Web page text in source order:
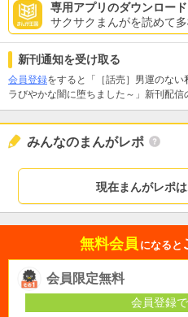
専用アプリのダウンロード
サクサクまんがを読めて多
新刊通知を受け取る
会員登録をすると「［話売］男運のな
ラびやかな闇に堕ちました～」新刊配信
みんなのまんがレポ
現在まんがレポ
無料会員 になると
会員限定無料
会員登録